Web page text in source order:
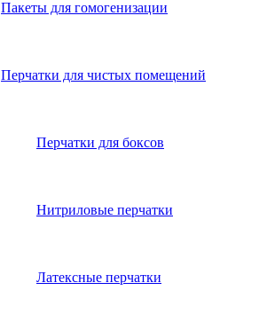
Пакеты для гомогенизации
Перчатки для чистых помещений
Перчатки для боксов
Нитриловые перчатки
Латексные перчатки